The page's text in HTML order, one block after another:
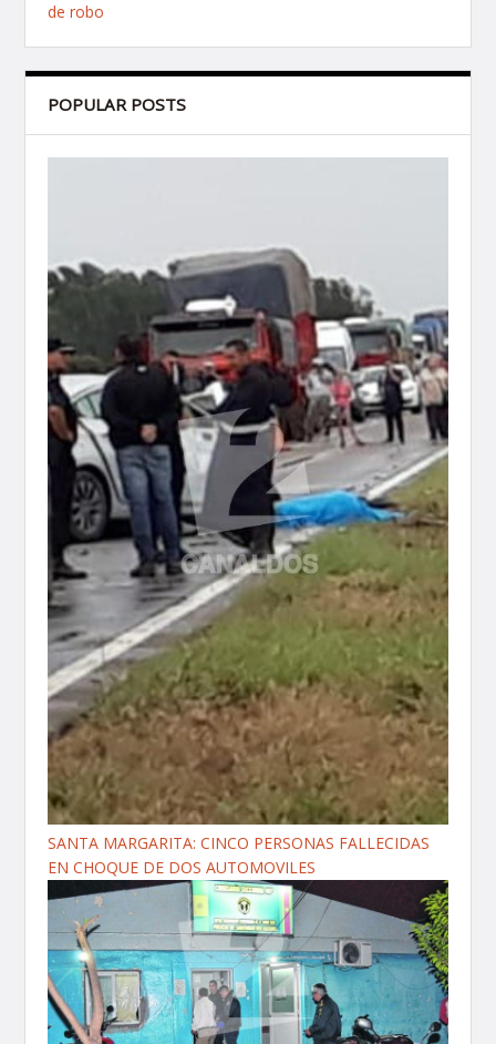
de robo
POPULAR POSTS
SANTA MARGARITA: CINCO PERSONAS FALLECIDAS
EN CHOQUE DE DOS AUTOMOVILES